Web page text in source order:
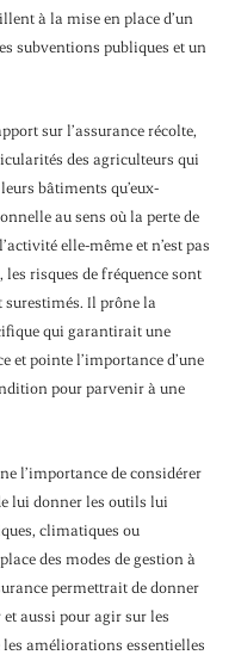
à la mise en place d’un
subventions publiques et un
sur l’assurance récolte,
des agriculteurs qui
bâtiments qu’eux-
au sens où la perte de
elle-même et n’est pas
risques de fréquence sont
surestimés. Il prône la
qui garantirait une
et pointe l’importance d’une
pour parvenir à une
l’importance de considérer
lui donner les outils lui
climatiques ou
des modes de gestion à
permettrait de donner
aussi pour agir sur les
améliorations essentielles